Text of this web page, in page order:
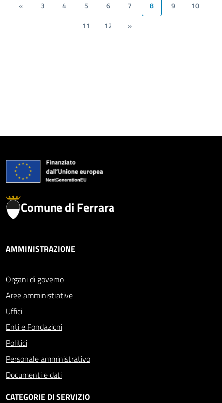
« 3 4 5 6 7 8 9
10
11
12 »
Comune di Ferrara
AMMINISTRAZIONE
Organi di governo
Aree amministrative
Uffici
Enti e Fondazioni
Politici
Personale amministrativo
Documenti e dati
CATEGORIE DI SERVIZIO